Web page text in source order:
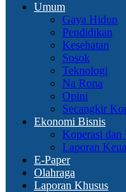
Umum
Gaya Hidup
Pendidikan
Kesehatan
Sosok
Teknologi
Na Rona
Opini
Secangkir
Ekonomi Bisnis
Koperasi
Laporan
E-Paper
Olahraga
Laporan Khusus